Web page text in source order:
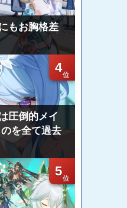
もお胸格差
4
圧倒的メイ
を全て過去
5